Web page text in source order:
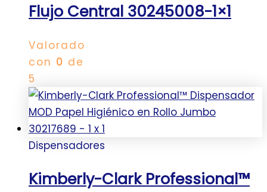
Flujo Central 30245008-1×1
Valorado
con 0 de
5
Dispensadores
Kimberly-Clark Professional™